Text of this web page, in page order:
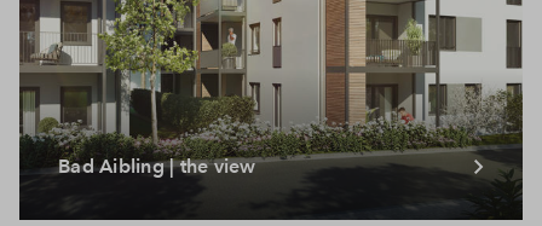
Bad Aibling | the view